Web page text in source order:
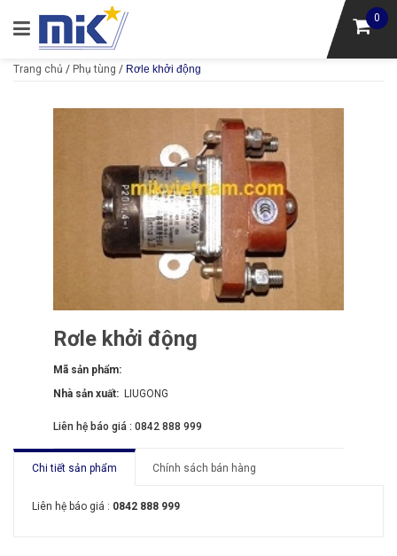
0
Trang chủ / Phụ tùng / Rơle khởi động
Rơle khởi động
Mã sản phẩm:
Nhà sản xuất: LIUGONG
Liên hệ báo giá : 0842 888 999
Chi tiết sản phẩm Chính sách bán hàng
Liên hệ báo giá : 0842 888 999